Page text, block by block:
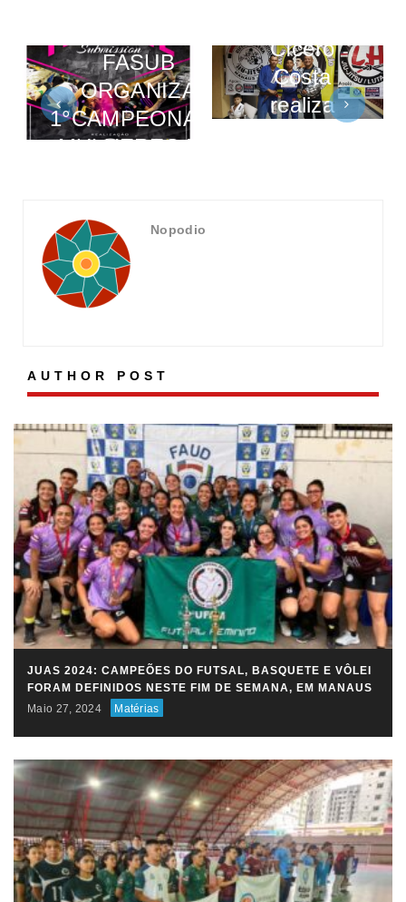
FASUB
ORGANIZA
1°CAMPEONATO
MULHERES NO
Cícero
Costa
realiza
Nopodio
AUTHOR POST
JUAS 2024: CAMPEÕES DO FUTSAL, BASQUETE E VÔLEI
FORAM DEFINIDOS NESTE FIM DE SEMANA, EM MANAUS
Maio 27, 2024
Matérias